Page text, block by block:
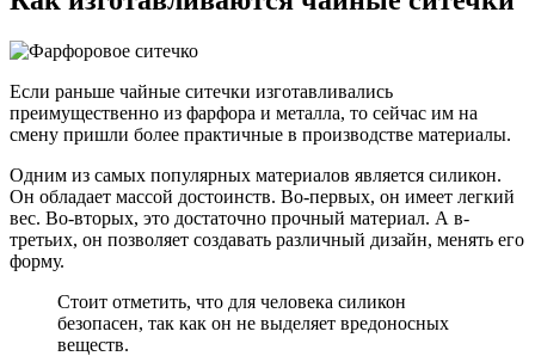
Если раньше чайные ситечки изготавливались
преимущественно из фарфора и металла, то сейчас им на
смену пришли более практичные в производстве материалы.
Одним из самых популярных материалов является силикон.
Он обладает массой достоинств. Во-первых, он имеет легкий
вес. Во-вторых, это достаточно прочный материал. А в-
третьих, он позволяет создавать различный дизайн, менять его
форму.
Стоит отметить, что для человека силикон
безопасен, так как он не выделяет вредоносных
веществ.